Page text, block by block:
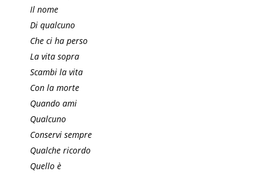
Il nome
Di qualcuno
Che ci ha perso
La vita sopra
Scambi la vita
Con la morte
Quando ami
Qualcuno
Conservi sempre
Qualche ricordo
Quello è